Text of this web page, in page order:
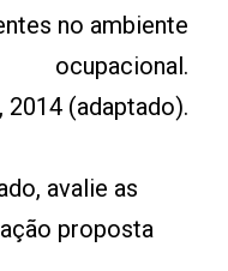
no ambiente
ocupacional.
2014 (adaptado).
avalie as
proposta